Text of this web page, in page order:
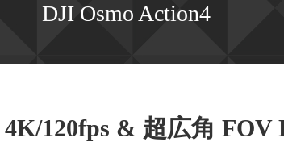
DJI Osmo Action4
4K/120fps & 超広角 FOV